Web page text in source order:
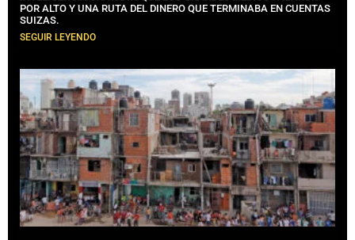
POR ALTO Y UNA RUTA DEL DINERO QUE TERMINABA EN CUENTAS
SUIZAS.
SEGUIR LEYENDO